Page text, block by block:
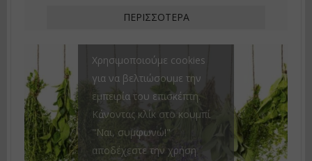
Χρησιμοποιούμε cookies
για να βελτιώσουμε την
εμπειρία του επισκέπτη.
Κάνοντας κλίκ στο κουμπί
"Ναι, συμφωνώ!"
αποδέχεστε την χρήση
ΠΕΡΙΣΣΌΤΕΡΑ